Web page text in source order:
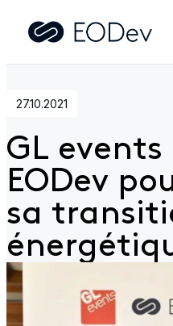
Accueil> Actualités> GL
27.10.2021
GL
EODev
sa